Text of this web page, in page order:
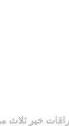
خير ثلاث